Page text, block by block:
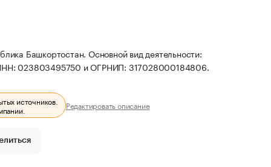
Башкортостан. Основной вид деятельности:
ИНН: 023803495750 и ОГРНИП: 317028000184806.
источников.
Редактировать описание